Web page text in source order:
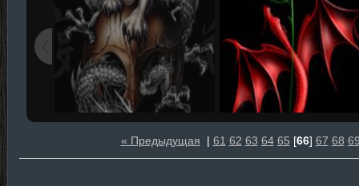
« Предыдущая | 61 62 63 64 65 [66] 67 68